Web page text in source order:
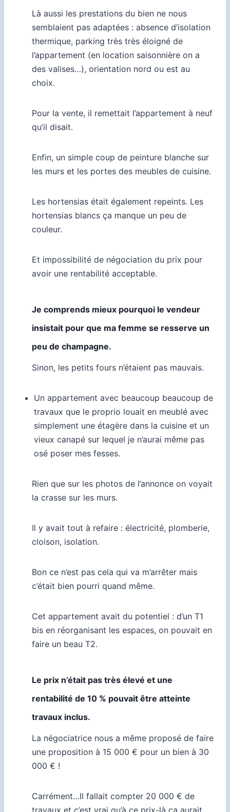
Là aussi les prestations du bien ne nous
semblaient pas adaptées : absence d’isolation
thermique, parking très très éloigné de
l’appartement (en location saisonnière on a
des valises…), orientation nord ou est au
choix.
Pour la vente, il remettait l’appartement à neuf
qu’il disait.
Enfin, un simple coup de peinture blanche sur
les murs et les portes des meubles de cuisine.
Les hortensias était également repeints. Les
hortensias blancs ça manque un peu de
couleur.
Et impossibilité de négociation du prix pour
avoir une rentabilité acceptable.
Je comprends mieux pourquoi le vendeur
insistait pour que ma femme se resserve un
peu de champagne.
Sinon, les petits fours n’étaient pas mauvais.
Un appartement avec beaucoup beaucoup de
travaux que le proprio louait en meublé avec
simplement une étagère dans la cuisine et un
vieux canapé sur lequel je n’aurai même pas
osé poser mes fesses.
Rien que sur les photos de l’annonce on voyait
la crasse sur les murs.
Il y avait tout à refaire : électricité, plomberie,
cloison, isolation.
Bon ce n’est pas cela qui va m’arrêter mais
c’était bien pourri quand même.
Cet appartement avait du potentiel : d’un T1
bis en réorganisant les espaces, on pouvait en
faire un beau T2.
Le prix n’était pas très élevé et une
rentabilité de 10 % pouvait être atteinte
travaux inclus.
La négociatrice nous a même proposé de faire
une proposition à 15 000 € pour un bien à 30
000 € !
Carrément…Il fallait compter 20 000 € de